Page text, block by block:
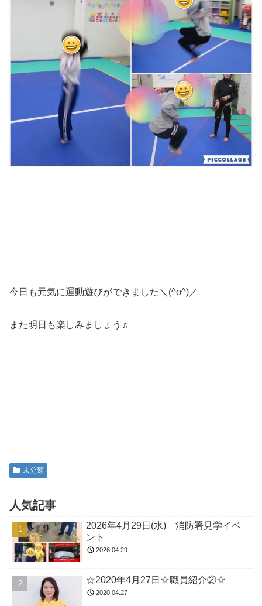
今日も元気に運動遊びができました＼(^o^)／
また明日も楽しみましょう♫
未分類
人気記事
2026年4月29日(水) 消防署見学イベ
ント
2026.04.29
☆2020年4月27日☆職員紹介②☆
2020.04.27